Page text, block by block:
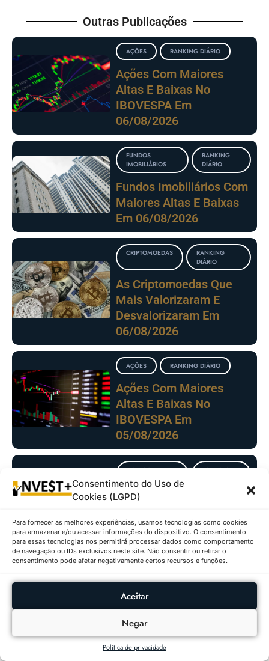
Consentimento do Uso de
Cookies (LGPD)
Para fornecer as melhores experiências, usamos tecnologias como cookies
para armazenar e/ou acessar informações do dispositivo. O consentimento
para essas tecnologias nos permitirá processar dados como comportamento
de navegação ou IDs exclusivos neste site. Não consentir ou retirar o
consentimento pode afetar negativamente certos recursos e funções.
Aceitar
Negar
Política de privacidade
Outras Publicações
AÇÕES RANKING DIÁRIO
Ações Com Maiores
Altas E Baixas No
IBOVESPA Em
06/08/2026
FUNDOS
IMOBILIÁRIOS
RANKING
DIÁRIO
Fundos Imobiliários Com
Maiores Altas E Baixas
Em 06/08/2026
CRIPTOMOEDAS
RANKING
DIÁRIO
As Criptomoedas Que
Mais Valorizaram E
Desvalorizaram Em
06/08/2026
AÇÕES RANKING DIÁRIO
Ações Com Maiores
Altas E Baixas No
IBOVESPA Em
05/08/2026
FUNDOS
IMOBILIÁRIOS
RANKING
Fundos Imobiliários Com
Maiores Altas E Baixas
Em 05/08/2026